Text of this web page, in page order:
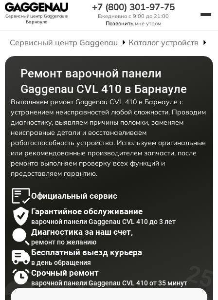
Сервисный центр Gaggenauв
Барнауле
+7 (800) 301-97-75
Ежедневно с 9:00 до 21:00
Позвонить мне утром
Сервисный центр Gaggenau Каталог устройств
Ремонт варочной панели
Gaggenau CVL 410 в Барнауле
Выполняем ремонт Gaggenau CVL 410 в Барнауле с
устранением неисправностей любой сложности. Проводим
диагностику, выявляем причины поломки, заменяем
неисправные детали и восстанавливаем
работоспособность устройства. Используем оригинальные
или рекомендованные производителем запчасти, после
ремонта выполняем проверку всех функций и
предоставляем гарантию.
Официальный сервис
Гарантийное обслуживание
варочной панели Gaggenau CVL 410 до 3 лет
Диагностика за наш счет,
ремонт по желанию
Бесплатный выезд курьера
в день обращения
Срочный ремонт
варочной панели Gaggenau CVL 410 от 35 минут